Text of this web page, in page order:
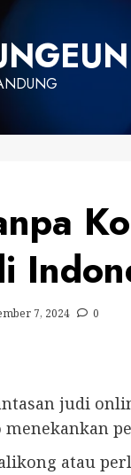
7, 2024 0
judi
menekankan
atau